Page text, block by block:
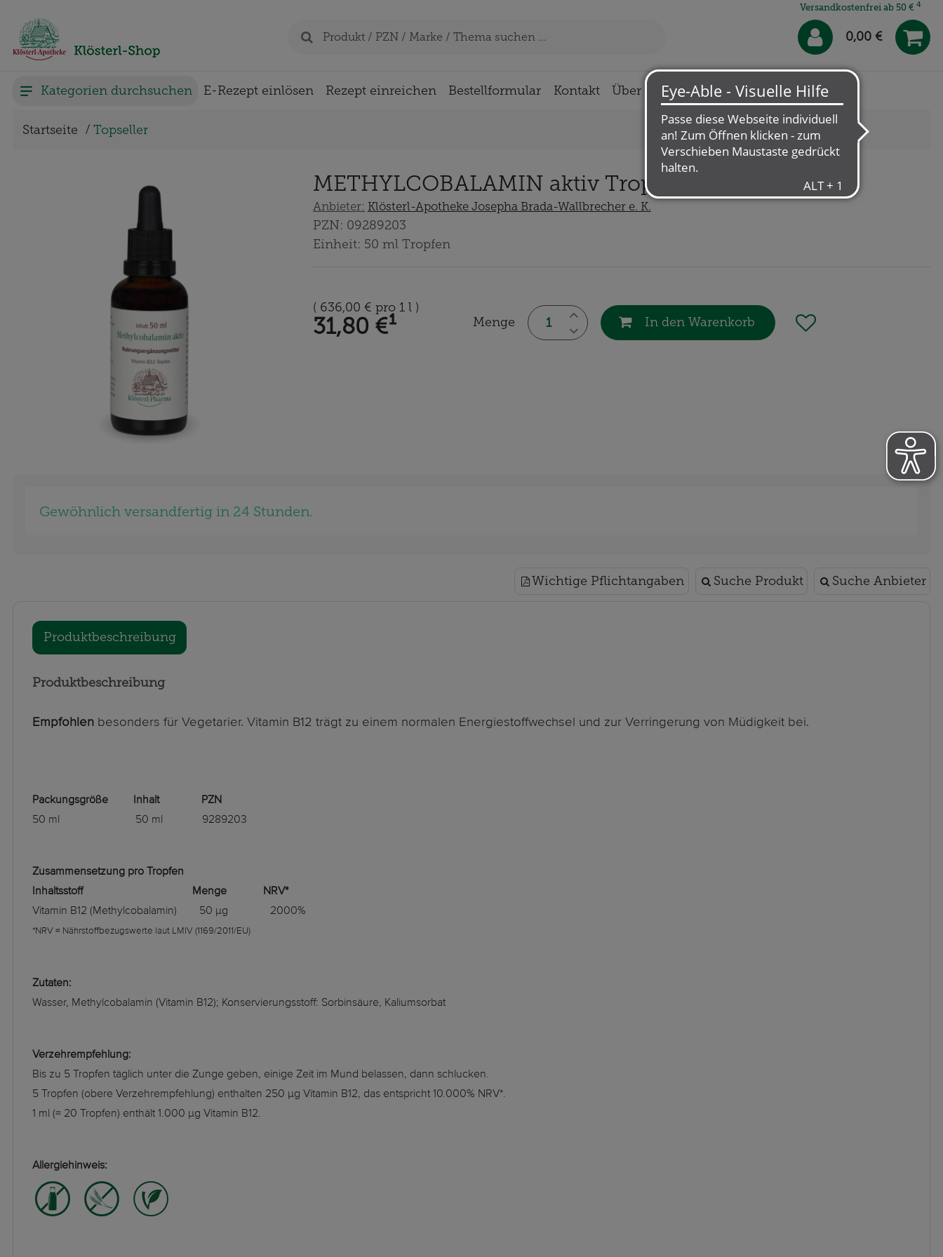
Versandkostenfrei ab 50 € 4
0,00 €
Kategorien durchsuchen E-Rezept einlösen Rezept einreichen Bestellformular Kontakt Über uns Klösterl-Apotheke
Startseite Topseller
METHYLCOBALAMIN aktiv Tropfen
Anbieter: Klösterl-Apotheke Josepha Brada-Wallbrecher e. K.
PZN: 09289203
Einheit: 50 mlTropfen
31,80 €¹
( 636,00 € pro 1 l )
Menge
In den Warenkorb
Gewöhnlich versandfertig in 24 Stunden.
Wichtige Pflichtangaben Suche Produkt Suche Anbieter
Produktbeschreibung
Produktbeschreibung
Empfohlen besonders für Vegetarier. Vitamin B12 trägt zu einem normalen Energiestoffwechsel und zur Verringerung von Müdigkeit bei.
Packungsgröße Inhalt PZN
50 ml 50 ml 9289203
Zusammensetzung pro Tropfen
Inhaltsstoff Menge NRV*
Vitamin B12 (Methylcobalamin) 50 µg 2000%
*NRV = Nährstoffbezugswerte laut LMIV (1169/2011/EU)
Zutaten:
Wasser, Methylcobalamin (Vitamin B12); Konservierungsstoff: Sorbinsäure, Kaliumsorbat
Verzehrempfehlung:
Bis zu 5 Tropfen täglich unter die Zunge geben, einige Zeit im Mund belassen, dann schlucken.
5 Tropfen (obere Verzehrempfehlung) enthalten 250 µg Vitamin B12, das entspricht 10.000% NRV*.
1 ml (= 20 Tropfen) enthält 1.000 µg Vitamin B12.
Allergiehinweis: